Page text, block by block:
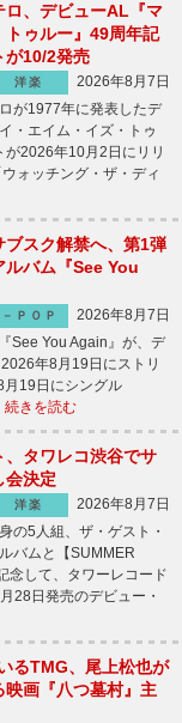
ロ、デビューAL『マ
トゥルー』49周年記
が10/2発売
洋楽
2026年8月7日
が1977年に発表したデ
・エイム・イズ・トゥ
2026年10月2日にリリ
ォッチング・ザ・ディ
スク解禁へ、第1弾
ルバム『See You
－ＰＯＰ
2026年8月7日
See You Again』が、デ
年8月19日にストリ
19日にシングル
続きを読む
タワレコ渋谷でサ
会決定
洋楽
2026年8月7日
の5人組、ザ・ゲスト・
バムと【SUMMER
念して、タワーレコード
28日発売のデビュー・
るTMG、尾上松也が
画『八つ墓村』主